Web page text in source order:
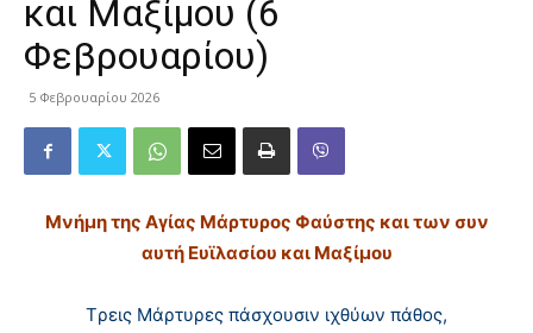
και Mαξίμου (6
Φεβρουαρίου)
5 Φεβρουαρίου 2026
Μνήμη της Aγίας Mάρτυρος Φαύστης και των συν
αυτή Eυϊλασίου και Mαξίμου
Tρεις Mάρτυρες πάσχουσιν ιχθύων πάθος,